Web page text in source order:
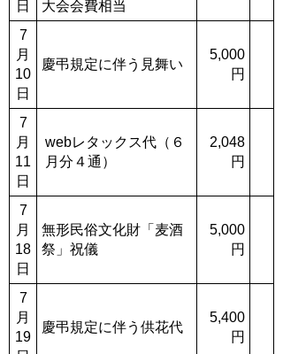
日
大会会費相当
7
月
10
日
慶弔規定に伴う見舞い
5,000
円
7
月
11
日
webレタックス代（６
月分４通）
2,048
円
7
月
18
日
無形民俗文化財「麦酒
祭」祝儀
5,000
円
7
月
19
慶弔規定に伴う供花代
5,400
円